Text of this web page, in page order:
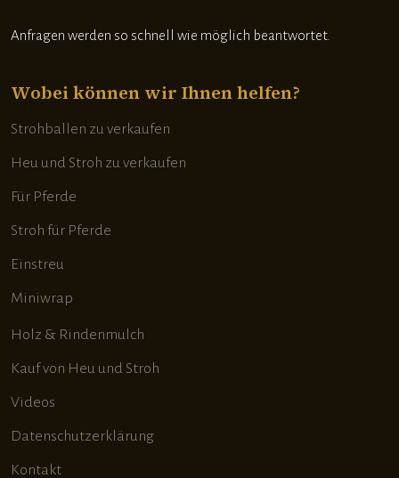
Anfragen werden so schnell wie möglich beantwortet.
Wobei können wir Ihnen helfen?
Strohballen zu verkaufen
Heu und Stroh zu verkaufen
Für Pferde
Stroh für Pferde
Einstreu
Miniwrap
Holz & Rindenmulch
Kauf von Heu und Stroh
Videos
Datenschutzerklärung
Kontakt